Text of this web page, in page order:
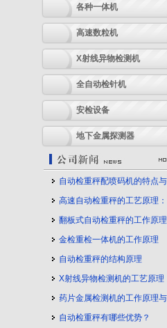
各种一体机
高速数粒机
X射线异物检测机
全自动检针机
安检设备
地下金属探测器
翻板式自动检重秤的工作原理
金检重检一体机的工作原理
自动检重秤的结构原理
X射线异物检测机的工艺原理
自动检重秤有哪些优势？